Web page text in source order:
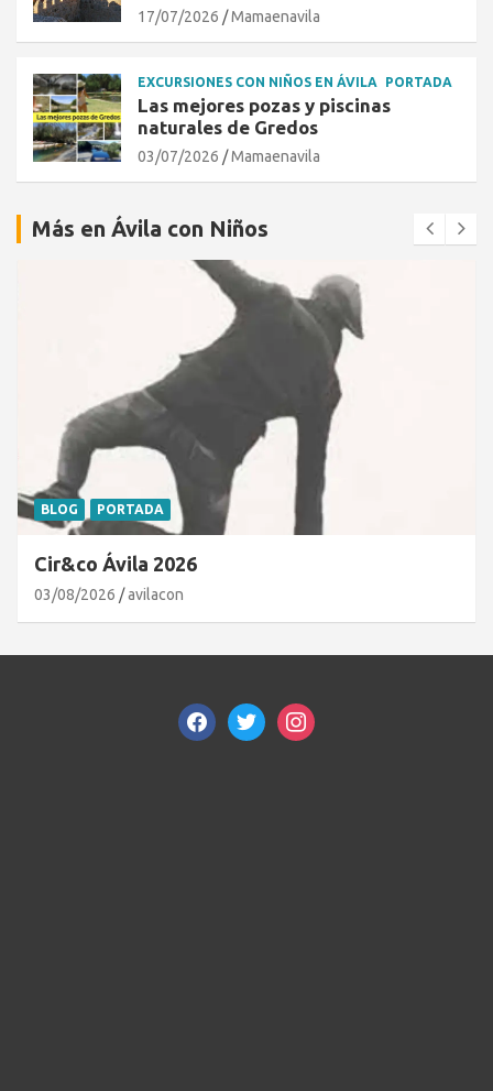
17/07/2026 Mamaenavila
EXCURSIONES CON NIÑOS EN ÁVILA PORTADA
Las mejores pozas y piscinas
naturales de Gredos
03/07/2026 Mamaenavila
Más en Ávila con Niños
BLOG PORTADA
Cir&co Ávila 2026
03/08/2026 avilacon
facebooktwitterinstagram